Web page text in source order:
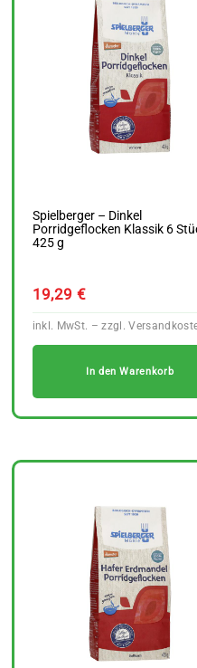
Spielberger – Dinkel
Porridgeflocken Klassik 6
425 g
19,29 €
In den Warenkorb